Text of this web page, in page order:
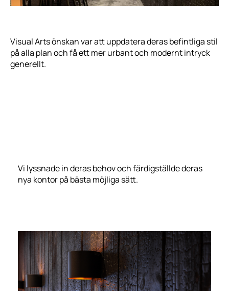
Visual Arts önskan var att uppdatera deras befintliga stil
på alla plan och få ett mer urbant och modernt intryck
generellt.
Vi lyssnade in deras behov och färdigställde deras
nya kontor på bästa möjliga sätt.